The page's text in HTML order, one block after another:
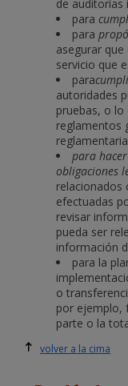
de auditorías
para
para
asegurar
servicio que
para
autoridades
pruebas, o lo
reglamentos
para
obligaciones
relacionados
efectuadas
revisar
pueda ser
información
para la
o
por ejemplo,
parte o la
volver a la cima